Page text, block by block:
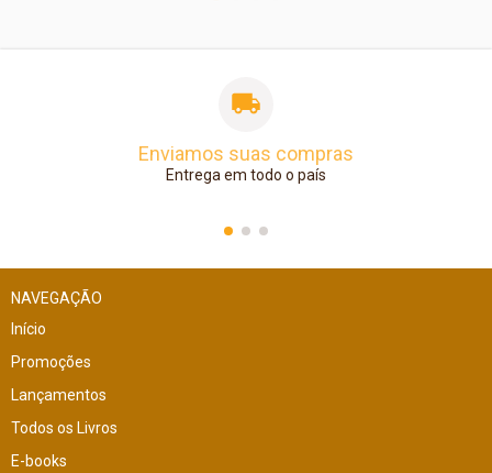
Enviamos suas compras
Entrega em todo o país
NAVEGAÇÃO
Início
Promoções
Lançamentos
Todos os Livros
E-books